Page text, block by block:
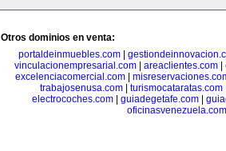
Otros dominios en venta:
portaldeinmuebles.com
vinculacionempresarial.com
areaclientes.com
excelenciacomercial.com|
trabajosenusa.com| turismocataratas.com
electrocoches.com
guiadegetafe.com
oficinasvenezuela.com